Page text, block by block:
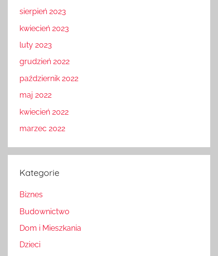
sierpień 2023
kwiecień 2023
luty 2023
grudzień 2022
październik 2022
maj 2022
kwiecień 2022
marzec 2022
Kategorie
Biznes
Budownictwo
Dom i Mieszkania
Dzieci